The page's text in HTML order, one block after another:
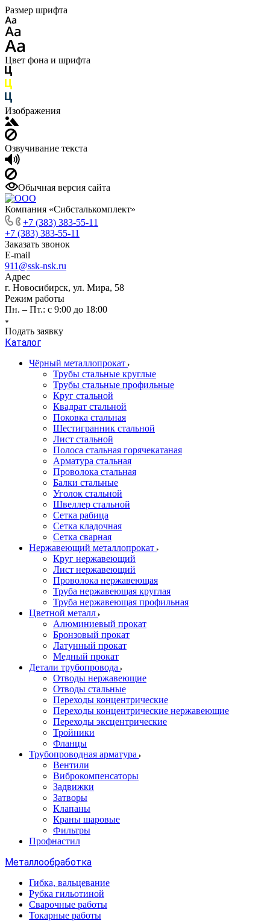
Размер шрифта
Цвет фона и шрифта
Изображения
Озвучивание текста
Обычная версия сайта
Компания «Сибсталькомплект»
+7 (383) 383-55-11
+7 (383) 383-55-11
Заказать звонок
E-mail
911@ssk-nsk.ru
Адрес
г. Новосибирск, ул. Мира, 58
Режим работы
Пн. – Пт.: с 9:00 до 18:00
Подать заявку
Каталог
Чёрный металлопрокат
Трубы стальные круглые
Трубы стальные профильные
Круг стальной
Квадрат стальной
Поковка стальная
Шестигранник стальной
Лист стальной
Полоса стальная горячекатаная
Арматура стальная
Проволока стальная
Балки стальные
Уголок стальной
Швеллер стальной
Сетка рабица
Сетка кладочная
Сетка сварная
Нержавеющий металлопрокат
Круг нержавеющий
Лист нержавеющий
Проволока нержавеющая
Труба нержавеющая круглая
Труба нержавеющая профильная
Цветной металл
Алюминиевый прокат
Бронзовый прокат
Латунный прокат
Медный прокат
Детали трубопровода
Отводы нержавеющие
Отводы стальные
Переходы концентрические
Переходы концентрические нержавеющие
Переходы эксцентрические
Тройники
Фланцы
Трубопроводная арматура
Вентили
Виброкомпенсаторы
Задвижки
Затворы
Клапаны
Краны шаровые
Фильтры
Профнастил
Металлообработка
Гибка, вальцевание
Рубка гильотиной
Сварочные работы
Токарные работы